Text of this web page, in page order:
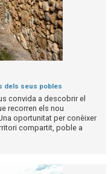
dels seus pobles
convida a descobrir el
recorren els nou
oportunitat per conèixer
compartit, poble a